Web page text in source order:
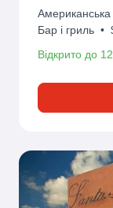
Американська
Бар і гриль •
Відкрито до